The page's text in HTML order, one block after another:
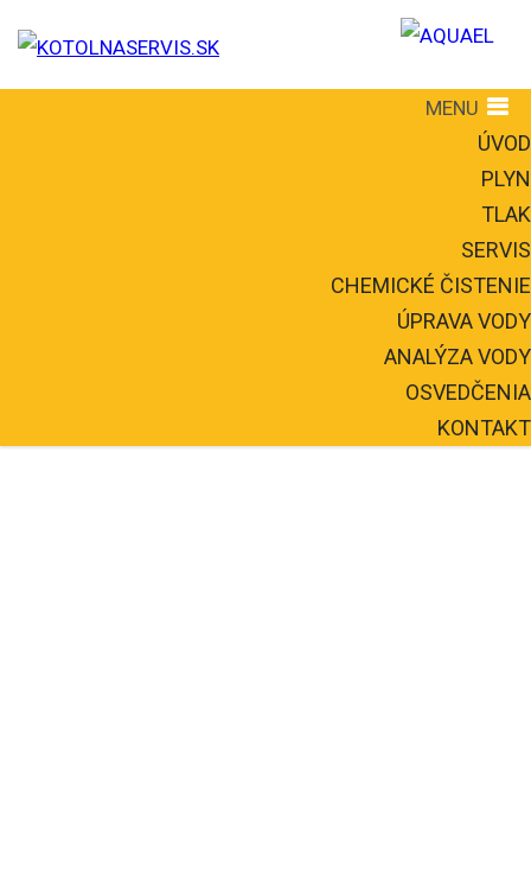
MENU
ÚVOD
PLYN
TLAK
SERVIS
CHEMICKÉ ČISTENIE
ÚPRAVA VODY
ANALÝZA VODY
OSVEDČENIA
KONTAKT